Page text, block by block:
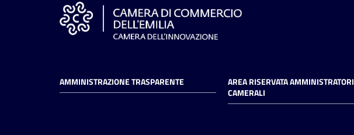
AMMINISTRAZIONE TRASPARENTE
AREA RISERVATA AMMINISTRATORI
CAMERALI